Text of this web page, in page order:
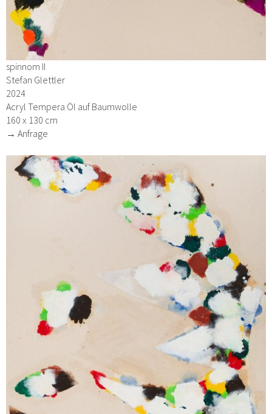
spinnom II
Stefan Glettler
2024
Acryl Tempera Öl auf Baumwolle
160 x 130 cm
→ Anfrage